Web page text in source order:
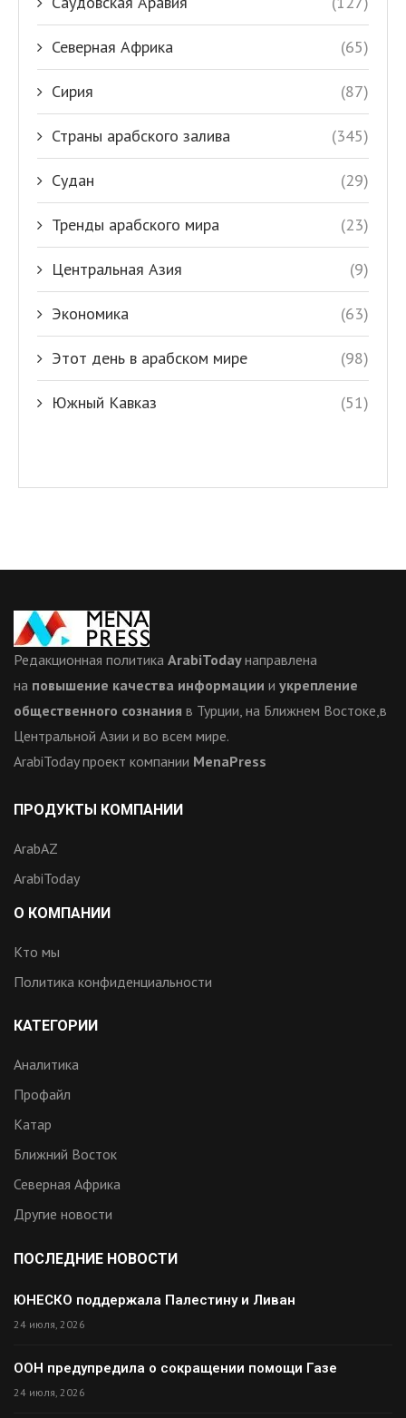
Северная Африка (65)
Сирия (87)
Страны арабского залива (345)
Судан (29)
Тренды арабского мира (23)
Центральная Азия (9)
Экономика (63)
Этот день в арабском мире (98)
Южный Кавказ (51)
Редакционная политика ArabiTodayнаправлена
на повышение качества информации и укрепление
общественного сознания в Турции, на Ближнем Востоке,в
Центральной Азии и во всем мире.
ArabiToday проект компании MenaPress
ПРОДУКТЫ КОМПАНИИ
ArabAZ
ArabiToday
О КОМПАНИИ
Кто мы
Политика конфиденциальности
КАТЕГОРИИ
Аналитика
Профайл
Катар
Ближний Восток
Северная Африка
Другие новости
ПОСЛЕДНИЕ НОВОСТИ
ЮНЕСКО поддержала Палестину и Ливан
24 июля, 2026
ООН предупредила о сокращении помощи Газе
24 июля, 2026